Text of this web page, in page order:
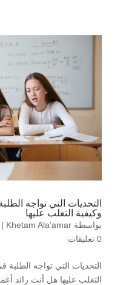
التحديات التي تواجه
وكيفية التغلب عليها
بواسطة Khetam Ala’amar
|
0 تعليقات
التحديات التي تواجه الطلبة
التغلب عليها هل أنت رائد